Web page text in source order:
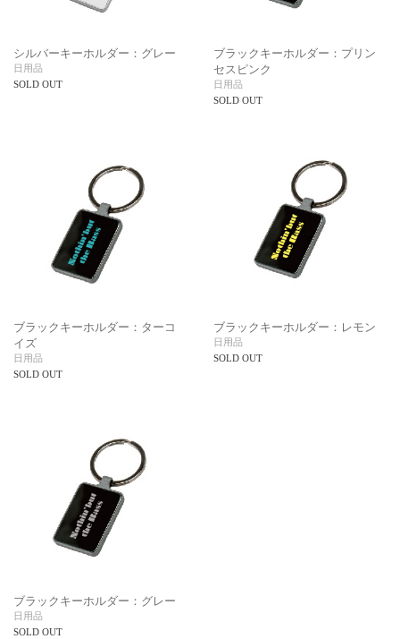
シルバーキーホルダー：グレー
日用品
SOLD OUT
ブラックキーホルダー：プリン
セスピンク
日用品
SOLD OUT
ブラックキーホルダー：ターコ
イズ
日用品
SOLD OUT
ブラックキーホルダー：レモン
日用品
SOLD OUT
ブラックキーホルダー：グレー
日用品
SOLD OUT